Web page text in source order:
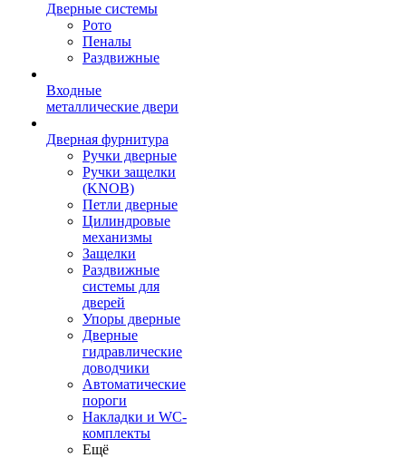
Дверные системы
Рото
Пеналы
Раздвижные
Входные
металлические двери
Дверная фурнитура
Ручки дверные
Ручки защелки
(KNOB)
Петли дверные
Цилиндровые
механизмы
Защелки
Раздвижные
системы для
дверей
Упоры дверные
Дверные
гидравлические
доводчики
Автоматические
пороги
Накладки и WC-
комплекты
Ещё